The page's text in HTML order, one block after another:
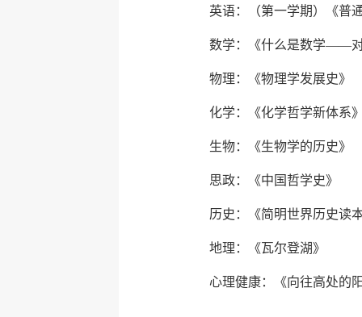
英语：（第一学期）《普
数学：《什么是数学——
物理：《物理学发展史》
化学：《化学哲学新体系
生物：《生物学的历史》
思政：《中国哲学史》
历史：《简明世界历史读
地理：《瓦尔登湖》
心理健康：《向往高处的